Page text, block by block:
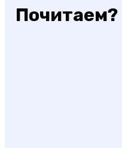
Почитаем?